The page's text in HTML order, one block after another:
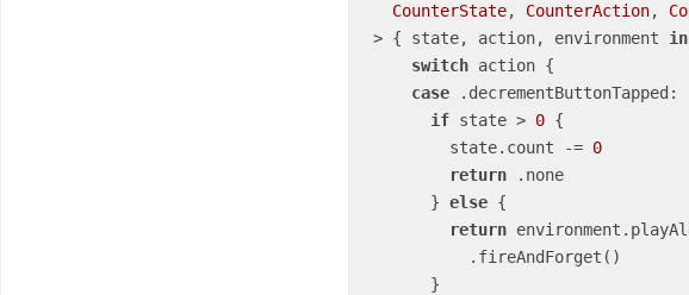
CounterState, CounterAction,
> { state, action, environment in
switch action {
case .decrementButtonTapped:
if state > 0 {
        state.count
-= 0
return .none
      }
else {
return